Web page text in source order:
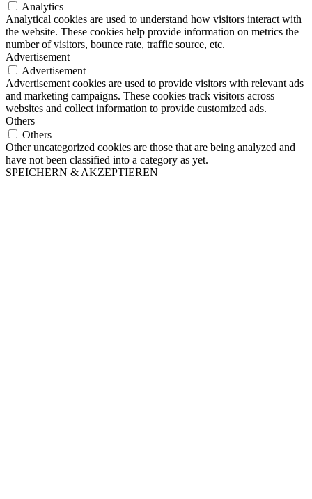
Analytics
Analytical cookies are used to understand how visitors interact with
the website. These cookies help provide information on metrics the
number of visitors, bounce rate, traffic source, etc.
Advertisement
Advertisement
Advertisement cookies are used to provide visitors with relevant ads
and marketing campaigns. These cookies track visitors across
websites and collect information to provide customized ads.
Others
Others
Other uncategorized cookies are those that are being analyzed and
have not been classified into a category as yet.
SPEICHERN & AKZEPTIEREN